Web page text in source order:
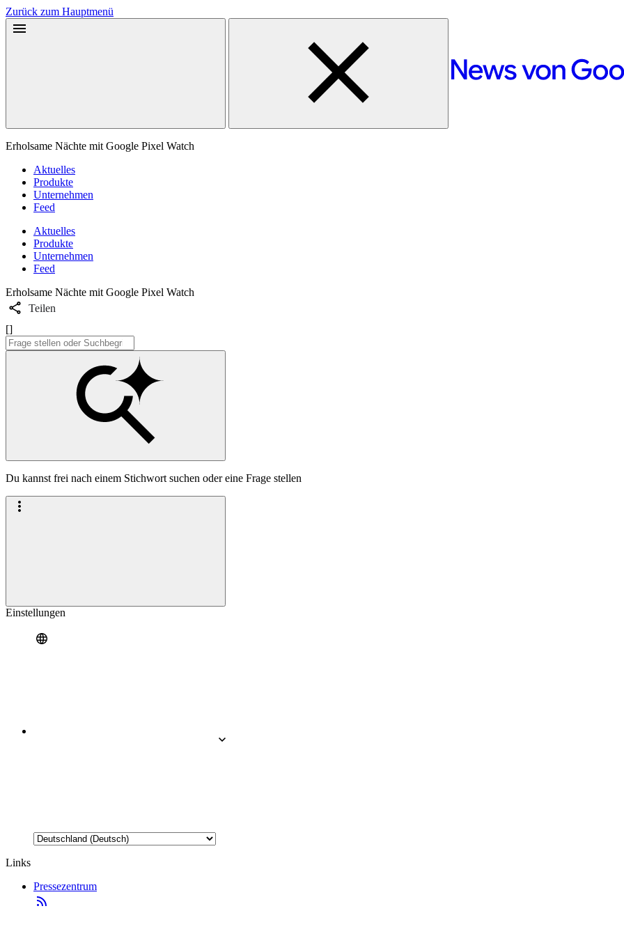
Zurück zum Hauptmenü
Erholsame Nächte mit Google Pixel Watch
Aktuelles
Produkte
Unternehmen
Feed
Aktuelles
Produkte
Unternehmen
Feed
Erholsame Nächte mit Google Pixel Watch
Teilen
[]
Du kannst frei nach einem Stichwort suchen oder eine Frage stellen
Einstellungen
Links
Pressezentrum